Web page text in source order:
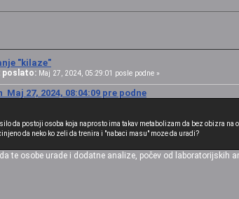
"kilaze"
poslato: Maj 27, 2024, 05:29:01 posle podne »
27, 2024, 08:04:09 pre podne
da postoji osoba koja naprosto ima takav metabolizam da bez obizra na
da neko ko zeli da trenira i "nabaci masu" moze da uradi?
te osobe urade i dodatne analize, počev od